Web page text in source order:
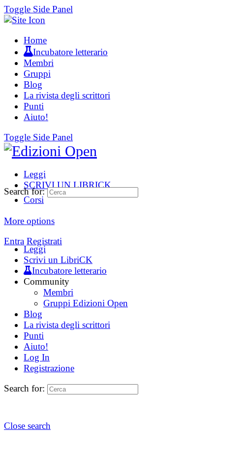
Toggle Side Panel
Home
Incubatore letterario
Membri
Gruppi
Blog
La rivista degli scrittori
Punti
Aiuto!
Toggle Side Panel
Leggi
SCRIVI UN LIBRICK
Corsi
More options
Entra Registrati
Search for:
Leggi
Scrivi un LibriCK
Incubatore letterario
Community
Membri
Gruppi Edizioni Open
Blog
La rivista degli scrittori
Punti
Aiuto!
Log In
Registrazione
Search for:
Close search